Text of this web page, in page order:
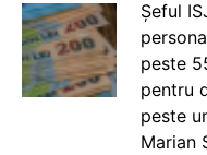
Șeful
peste
pentru
peste
Marian